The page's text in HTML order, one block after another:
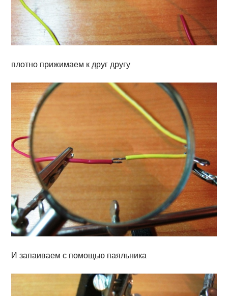
плотно прижимаем к друг другу
И запаиваем с помощью паяльника